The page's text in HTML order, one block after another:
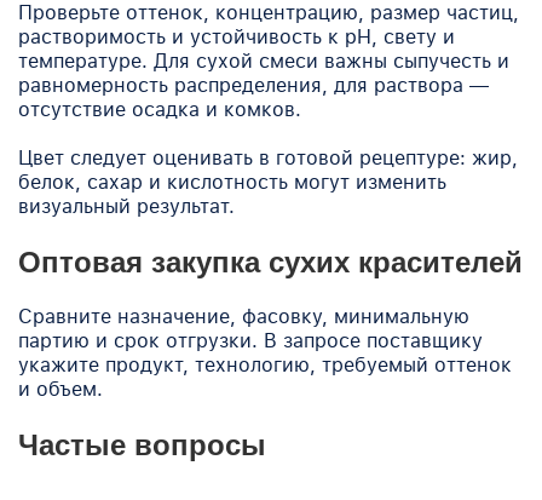
Проверьте оттенок, концентрацию, размер частиц,
растворимость и устойчивость к pH, свету и
температуре. Для сухой смеси важны сыпучесть и
равномерность распределения, для раствора —
отсутствие осадка и комков.
Цвет следует оценивать в готовой рецептуре: жир,
белок, сахар и кислотность могут изменить
визуальный результат.
Оптовая закупка сухих красителей
Сравните назначение, фасовку, минимальную
партию и срок отгрузки. В запросе поставщику
укажите продукт, технологию, требуемый оттенок
и объем.
Частые вопросы